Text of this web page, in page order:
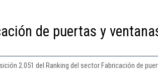
de puertas y
2.051 del Ranking del sector Fabricación de